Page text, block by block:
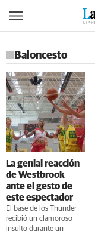
Baloncesto
La genial reacción
de Westbrook
ante el gesto de
este espectador
El base de los Thunder
recibió un clamoroso
insulto durante un